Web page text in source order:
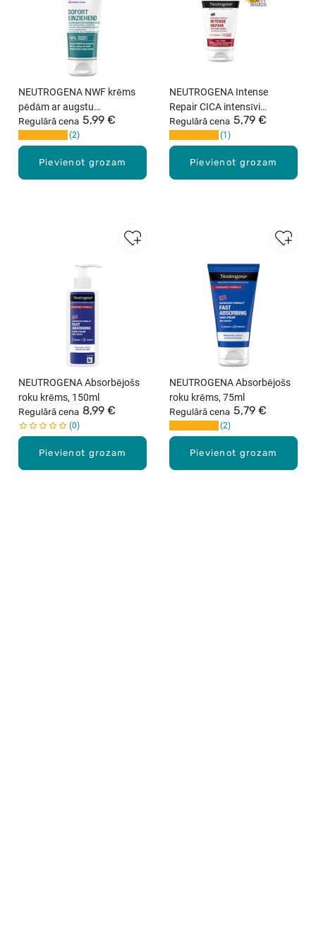
Pievienot grozam
NEUTROGENA NWF krēms
pēdām ar augstu
uzsūkšanās spēju, 100ml
Regulārā cena 5,99 €
2
Pievienot grozam
NEUTROGENA Intense
Repair CICA intensīvi
atjaunojošs krēms rokām,
Regulārā cena 5,79 €
1
Pievienot grozam
NEUTROGENA Absorbējošs
roku krēms, 150ml
Regulārā cena 8,99 €
0
Pievienot grozam
NEUTROGENA Absorbējošs
roku krēms, 75ml
Regulārā cena 5,79 €
2